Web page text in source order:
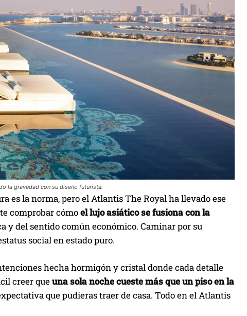
la gravedad con su diseño futurista.
es la norma, pero el Atlantis The Royal ha llevado ese
comprobar cómoel lujo asiático se fusiona con la
y del sentido común económico. Caminar por su
social en estado puro.
hecha hormigón y cristal donde cada detalle
creer queuna sola noche cueste más que un piso en la
que pudieras traer de casa. Todo en el Atlantis